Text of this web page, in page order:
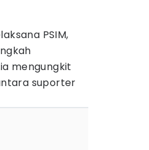
PSIM,
mengungkit
suporter